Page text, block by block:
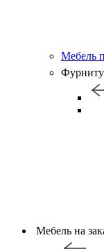
Мебель
Мебель на